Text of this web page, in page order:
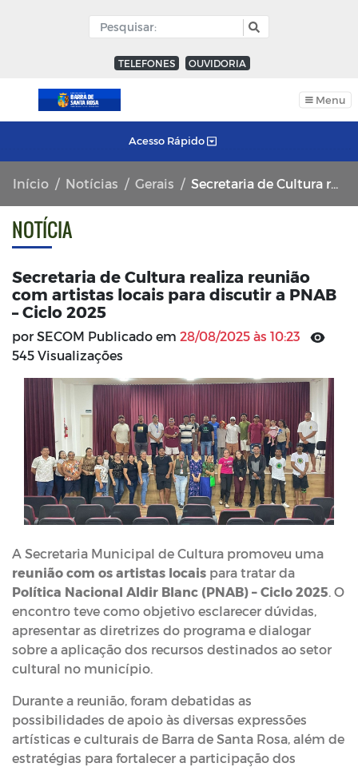
TELEFONES OUVIDORIA
Menu
Acesso Rápido
Início Notícias Gerais Secretaria de Cultura realiza reunião com artistas locais para discutir a PNAB – Ciclo 2025
NOTÍCIA
Secretaria de Cultura realiza reunião
com artistas locais para discutir a PNAB
– Ciclo 2025
por SECOM Publicado em 28/08/2025 às 10:23
545 Visualizações
A Secretaria Municipal de Cultura promoveu uma
reunião com os artistas locais para tratar da
Política Nacional Aldir Blanc (PNAB) – Ciclo 2025. O
encontro teve como objetivo esclarecer dúvidas,
apresentar as diretrizes do programa e dialogar
sobre a aplicação dos recursos destinados ao setor
cultural no município.
Durante a reunião, foram debatidas as
possibilidades de apoio às diversas expressões
artísticas e culturais de Barra de Santa Rosa, além de
estratégias para fortalecer a participação dos